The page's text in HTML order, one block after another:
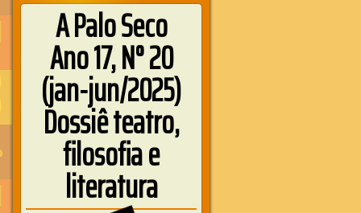
A Palo Seco
Ano 17, N° 20
(jan-jun/2025)
Dossiê teatro,
filosofia e
literatura